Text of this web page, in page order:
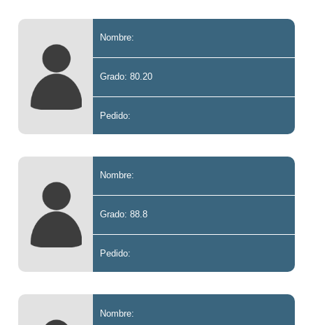
Nombre:
Grado: 80.20
Pedido:
Nombre:
Grado: 88.8
Pedido:
Nombre: